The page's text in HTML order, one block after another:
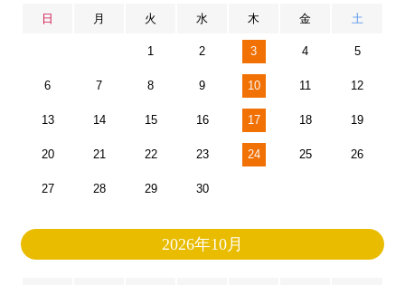
日 月 火 水 木 金 土
1 2 3 4 5
6 7 8 9 10 11 12
13 14 15 16 17 18 19
20 21 22 23 24 25 26
27 28 29 30
2026年10月